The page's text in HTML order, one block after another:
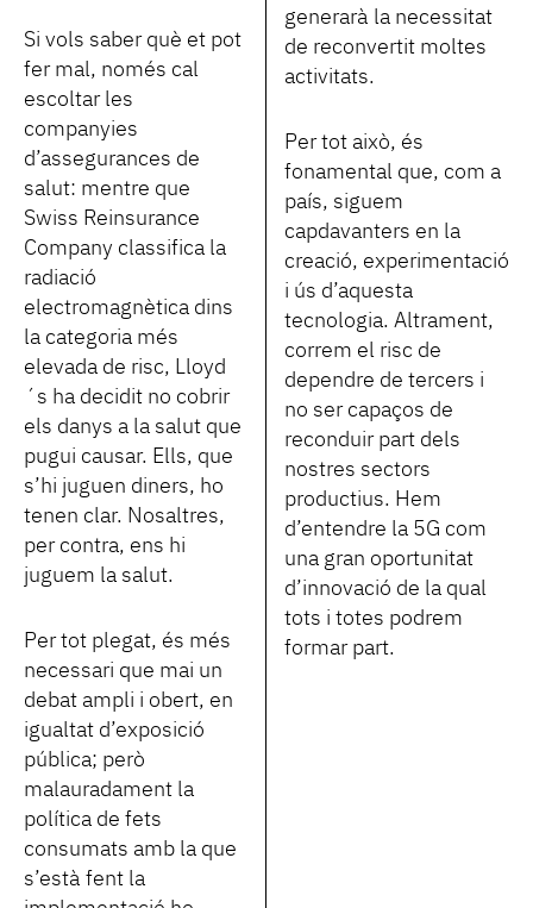
Si vols saber què et pot
fer mal, només cal
escoltar les
companyies
d’assegurances de
salut: mentre que
Swiss Reinsurance
Company classifica la
radiació
electromagnètica dins
la categoria més
elevada de risc, Lloyd
´s ha decidit no cobrir
els danys a la salut que
pugui causar. Ells, que
s’hi juguen diners, ho
tenen clar. Nosaltres,
per contra, ens hi
juguem la salut.
Per tot plegat, és més
necessari que mai un
debat ampli i obert, en
igualtat d’exposició
pública; però
malauradament la
política de fets
consumats amb la que
s’està fent la
generarà la necessitat
de reconvertit moltes
activitats.
Per tot això, és
fonamental que, com a
país, siguem
capdavanters en la
creació, experimentació
i ús d’aquesta
tecnologia. Altrament,
correm el risc de
dependre de tercers i
no ser capaços de
reconduir part dels
nostres sectors
productius. Hem
d’entendre la 5G com
una gran oportunitat
d’innovació de la qual
tots i totes podrem
formar part.